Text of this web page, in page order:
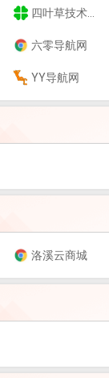
四叶草技术导航-黑科技,资源导航,云端,QQ技术导航网分享网络精品资源平台,多开,云端,网站源码,QQ技术,教程网,小刀娱乐网
六零导航网
YY导航网
洛溪云商城